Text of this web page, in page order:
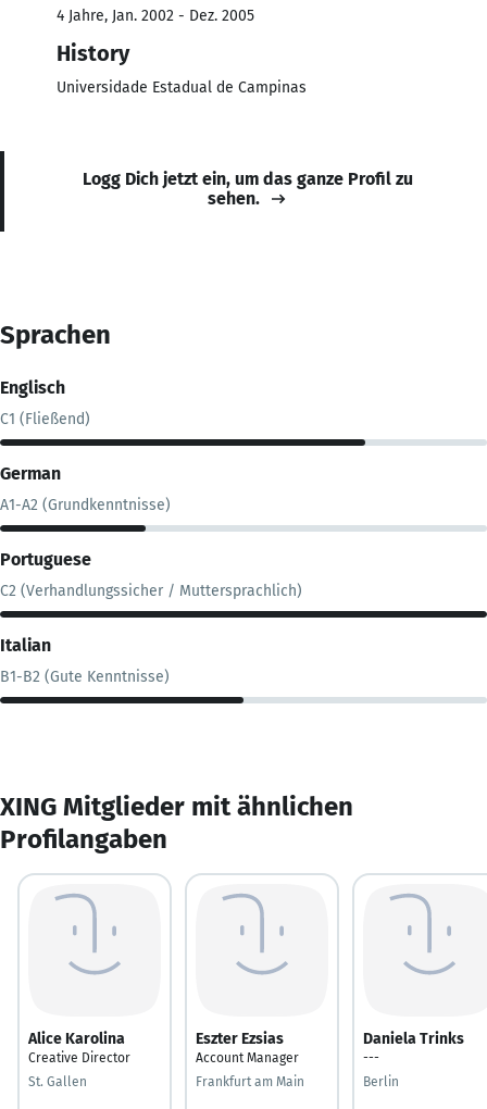
4 Jahre, Jan. 2002 - Dez. 2005
History
Universidade Estadual de Campinas
Logg Dich jetzt ein, um das ganze Profil zu
sehen.
Sprachen
Englisch
C1 (Fließend)
German
A1-A2 (Grundkenntnisse)
Portuguese
C2 (Verhandlungssicher / Muttersprachlich)
Italian
B1-B2 (Gute Kenntnisse)
XING Mitglieder mit ähnlichen
Profilangaben
Alice Karolina
Creative Director
St. Gallen
Eszter Ezsias
Account Manager
Frankfurt am Main
Daniela Trinks
---
Berlin